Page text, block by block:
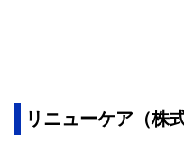
リニューケア（株